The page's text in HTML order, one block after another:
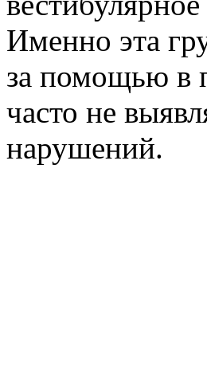
Именно эта
за помощью в
часто не
нарушений.